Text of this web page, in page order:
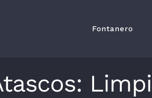
Fontanero